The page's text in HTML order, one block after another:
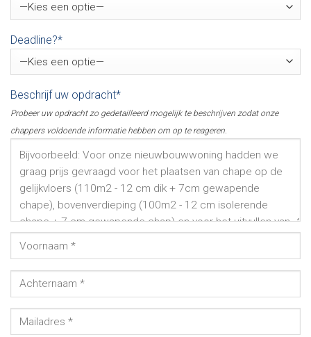
Deadline?*
Beschrijf uw opdracht*
Probeer uw opdracht zo gedetailleerd mogelijk te beschrijven zodat onze
chappers voldoende informatie hebben om op te reageren.